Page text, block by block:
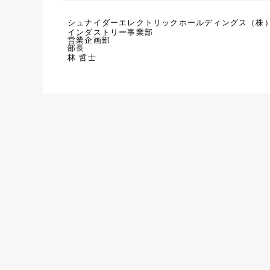
シュナイダーエレクトリックホールディングス（株）
インダストリー事業部
営業企画部
部長
林 哲士